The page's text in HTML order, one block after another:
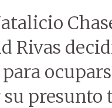
Rivas
presunto